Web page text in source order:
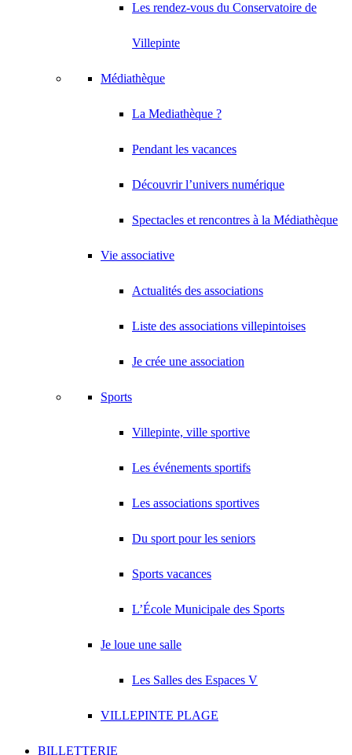
Les rendez-vous du Conservatoire de
Villepinte
Médiathèque
La Mediathèque ?
Pendant les vacances
Découvrir l’univers numérique
Spectacles et rencontres à la Médiathèque
Vie associative
Actualités des associations
Liste des associations villepintoises
Je crée une association
Sports
Villepinte, ville sportive
Les événements sportifs
Les associations sportives
Du sport pour les seniors
Sports vacances
L’École Municipale des Sports
Je loue une salle
Les Salles des Espaces V
VILLEPINTE PLAGE
BILLETTERIE